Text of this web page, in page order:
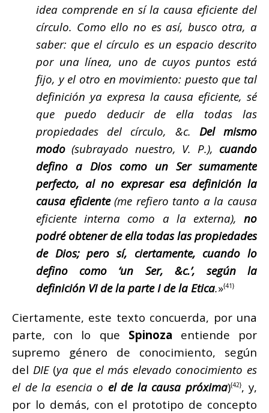
idea comprende en sí la causa eficiente del
círculo. Como ello no es así, busco otra, a
saber: que el círculo es un espacio descrito
por una línea, uno de cuyos puntos está
fijo, y el otro en movimiento: puesto que tal
definición ya expresa la causa eficiente, sé
que puedo deducir de ella todas las
propiedades del círculo, &c. Del mismo
modo (subrayado nuestro, V. P.), cuando
defino a Dios como un Ser sumamente
perfecto, al no expresar esa definición la
causa eficiente(me refiero tanto a la causa
eficiente interna como a la externa), no
podré obtener de ella todas las propiedades
de Dios; pero sí, ciertamente, cuando lo
defino como ‘un Ser, &c.’, según la
definición VI de la parte I de la Etica.»{41}
Ciertamente, este texto concuerda, por una
parte, con lo que Spinoza entiende por
supremo género de conocimiento, según
del DIE(ya que el más elevado conocimiento es
el de la esencia o el de la causa próxima){42}, y,
por lo demás, con el prototipo de concepto